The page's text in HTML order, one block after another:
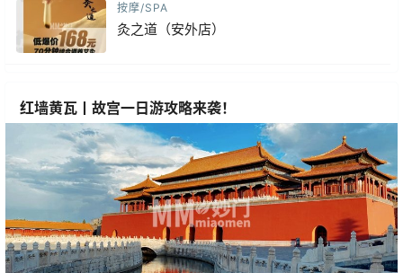
按摩/SPA
灸之道（安外店）
红墙黄瓦丨故宫一日游攻略来袭！